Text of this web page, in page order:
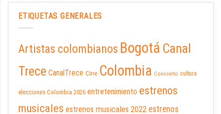
ETIQUETAS GENERALES
Artistas colombianos Bogotá Canal
Trece CanalTrece Cine Colombia Concierto cultura
elecciones Colombia 2026 entretenimiento estrenos
musicales estrenos musicales 2022 estrenos